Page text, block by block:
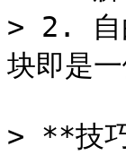
> 2. 自
块即是
> **技